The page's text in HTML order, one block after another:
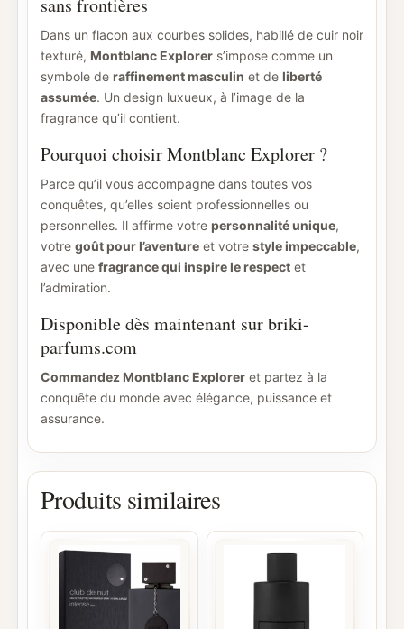
sans frontières
Dans un flacon aux courbes solides, habillé de cuir noir
texturé, Montblanc Explorer s’impose comme un
symbole de raffinement masculin et de liberté
assumée. Un design luxueux, à l’image de la
fragrance qu’il contient.
Pourquoi choisir Montblanc Explorer ?
Parce qu’il vous accompagne dans toutes vos
conquêtes, qu’elles soient professionnelles ou
personnelles. Il affirme votre personnalité unique,
votre goût pour l’aventure et votre style impeccable,
avec une fragrance qui inspire le respect et
l’admiration.
Disponible dès maintenant sur briki-
parfums.com
Commandez Montblanc Explorer et partez à la
conquête du monde avec élégance, puissance et
assurance.
Produits similaires